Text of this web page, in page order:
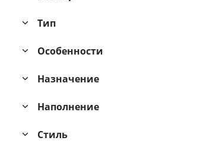
Тип
Особенности
Назначение
Наполнение
Стиль